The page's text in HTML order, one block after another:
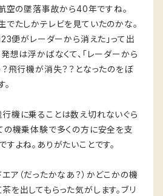
空の墜落事故から40年ですね。
でたしかテレビを見ていたのかな。
便がレーダーから消えた」って出
想は浮かばなくて、「レーダーから
？飛行機が消失？？となったのをぼ
機に乗ることは数え切れないぐら
の機乗体験で多くの方に安全を支
よね。ありがたいことです。
ア（だったかなあ？）かどこかの機
を出してもらった気がします。ブリ